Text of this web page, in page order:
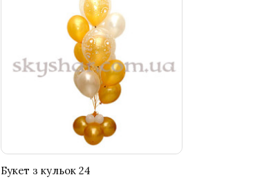
Букет з кульок 24